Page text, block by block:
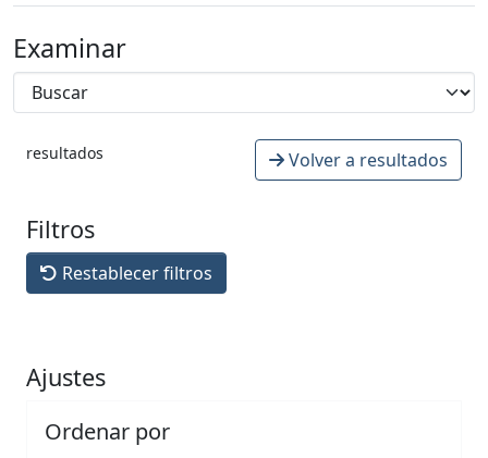
Examinar
resultados Volver a resultados
Filtros
Restablecer filtros
Ajustes
Ordenar por